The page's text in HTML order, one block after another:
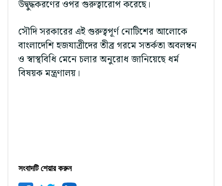
উদ্বুদ্ধকরণের ওপর গুরুত্বারোপ করেছে।
সৌদি সরকারের এই গুরুত্বপূর্ণ নোটিশের আলোকে
বাংলাদেশি হজযাত্রীদের তীব্র গরমে সতর্কতা অবলম্বন
ও স্বাস্থবিধি মেনে চলার অনুরোধ জানিয়েছে ধর্ম
বিষয়ক মন্ত্রণালয়।
সংবাদটি শেয়ার করুন